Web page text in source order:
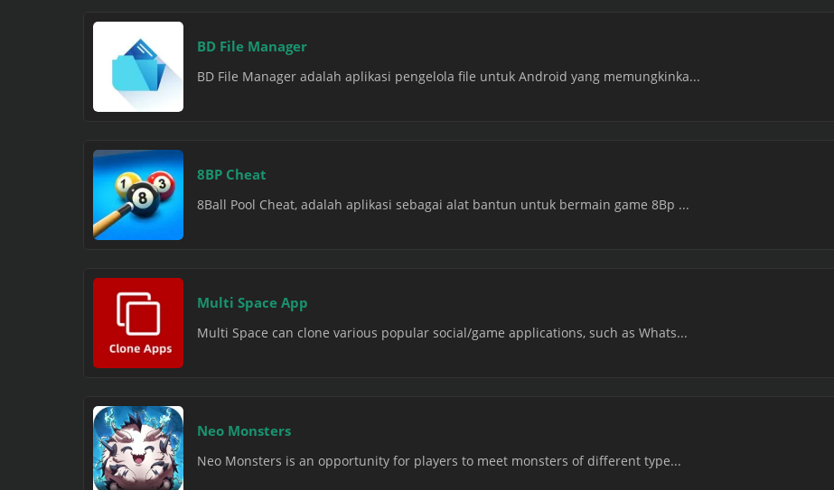
BD File Manager
BD File Manager adalah aplikasi pengelola file untuk Android yang memungkinka...
8BP Cheat
8Ball Pool Cheat, adalah aplikasi sebagai alat bantun untuk bermain game 8Bp ...
Multi Space App
Multi Space can clone various popular social/game applications, such as Whats...
Neo Monsters
Neo Monsters is an opportunity for players to meet monsters of different type...